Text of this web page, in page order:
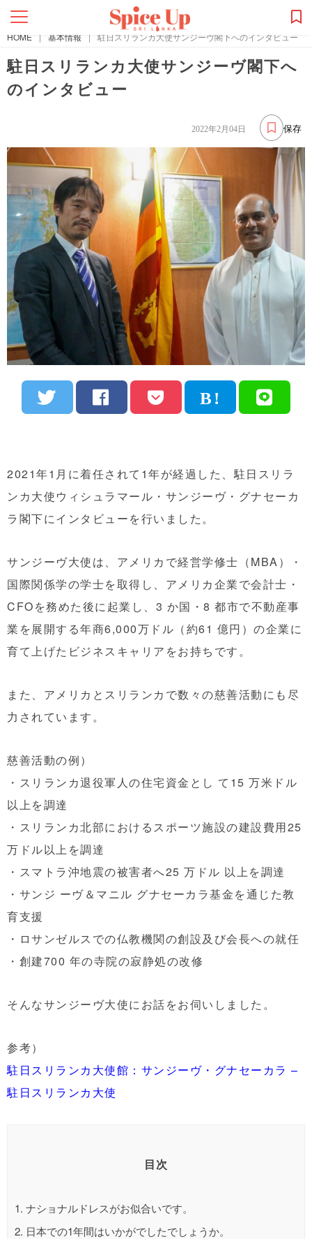
HOME | 基本情報 | 駐日スリランカ大使サンジーヴ閣下へのインタビュー
駐日スリランカ大使サンジーヴ閣下へ
のインタビュー
保存
2022年2月04日
2021年1月に着任されて1年が経過した、駐日スリラ
ンカ大使ウィシュラマール・サンジーヴ・グナセーカ
ラ閣下にインタビューを行いました。
サンジーヴ大使は、アメリカで経営学修士（MBA）・
国際関係学の学士を取得し、アメリカ企業で会計士・
CFOを務めた後に起業し、3 か国・8 都市で不動産事
業を展開する年商6,000万ドル（約61 億円）の企業に
育て上げたビジネスキャリアをお持ちです。
また、アメリカとスリランカで数々の慈善活動にも尽
力されています。
慈善活動の例）
・スリランカ退役軍人の住宅資金とし て15 万米ドル
以上を調達
・スリランカ北部におけるスポーツ施設の建設費用25
万ドル以上を調達
・スマトラ沖地震の被害者へ25 万ドル 以上を調達
・サンジ ーヴ＆マニル グナセーカラ基金を通じた教
育支援
・ロサンゼルスでの仏教機関の創設及び会長への就任
・創建700 年の寺院の寂静処の改修
そんなサンジーヴ大使にお話をお伺いしました。
参考）
駐日スリランカ大使館：サンジーヴ・グナセーカラ –
駐日スリランカ大使
目次
1. ナショナルドレスがお似合いです。
2. 日本での1年間はいかがでしたでしょうか。